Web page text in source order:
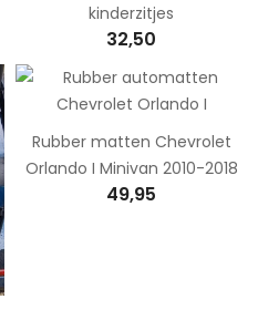
kinderzitjes
32,50
Rubber matten Chevrolet
Orlando I Minivan 2010-2018
49,95